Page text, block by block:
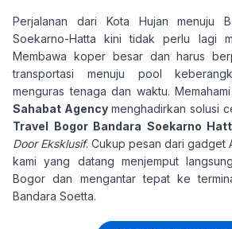
Perjalanan dari Kota Hujan menuju
Soekarno-Hatta kini tidak perlu lagi
Membawa koper besar dan harus
transportasi menuju pool
menguras tenaga dan waktu.
Sahabat Agencymenghadirkan solusi
Travel Bogor Bandara Soekarno
Door Eksklusif. Cukup pesan dari gadget
kami yang datang menjemput
Bogor dan mengantar tepat ke
Bandara Soetta.